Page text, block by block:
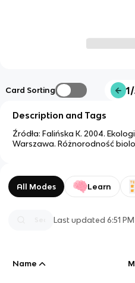
Card Sorting
Description and Tags
Źródła: Falińska K. 2004.
Warszawa. Różnorodność biologiczna Polski. Red. R.
Porosty, mszaki, paprotniki.
Warszawa. https://www.wigry.org.pl/porosty/nadrzewne.html,
dostęp: 7.04.2025
All Modes Learn
Last updated6:51 PM
Name